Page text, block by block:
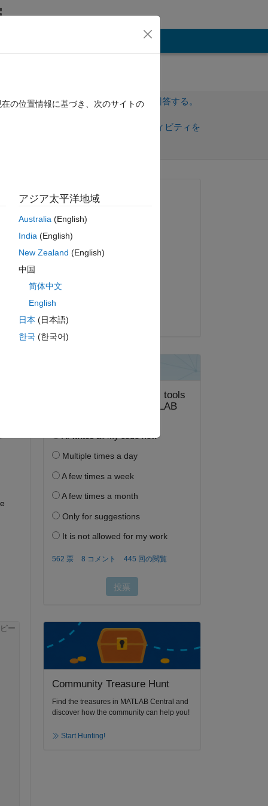
サインインしてこの質問に回答する。
サインインしてアクティビティを
ー
質問済み:
2025 年 11 月 24 日
回答済み:
採用済み:
Community Treasure Hunt
Find the treasures in MATLAB Central and
discover how the community can help you!
Start Hunting!
の位置情報に基づき、次のサイトの
アジア太平洋地域
Australia(English)
India(English)
New Zealand (English)
中国
简体中文
English
日本 (日本語)
한국 (한국어)